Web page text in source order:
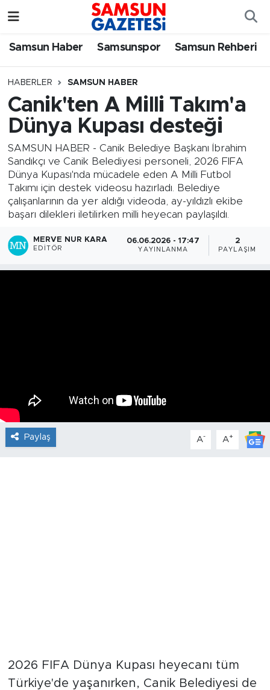
Samsun Haber Samsunspor Samsun Rehberi
HABERLER SAMSUN HABER
Canik'ten A Milli Takım'a
Dünya Kupası desteği
SAMSUN HABER - Canik Belediye Başkanı İbrahim
Sandıkçı ve Canik Belediyesi personeli, 2026 FIFA
Dünya Kupası'nda mücadele eden A Milli Futbol
Takımı için destek videosu hazırladı. Belediye
çalışanlarının da yer aldığı videoda, ay-yıldızlı ekibe
başarı dilekleri iletilirken milli heyecan paylaşıldı.
MERVE NUR KARA
EDITÖR
06.06.2026 - 17:47
YAYINLANMA
2
PAYLAŞIM
Paylaş A- A+
2026 FIFA Dünya Kupası heyecanı tüm
Türkiye'de yaşanırken, Canik Belediyesi de
Samsun Haber
Samsun Rehberi
Resmi İlanlar
Samsun Nöbetçi Eczaneler
SAMSUN Namaz Vakitleri
Samsun Trafik Yoğunluk Haritası
Süper Lig Puan Durumu ve Fikstür
Tüm Manşetler